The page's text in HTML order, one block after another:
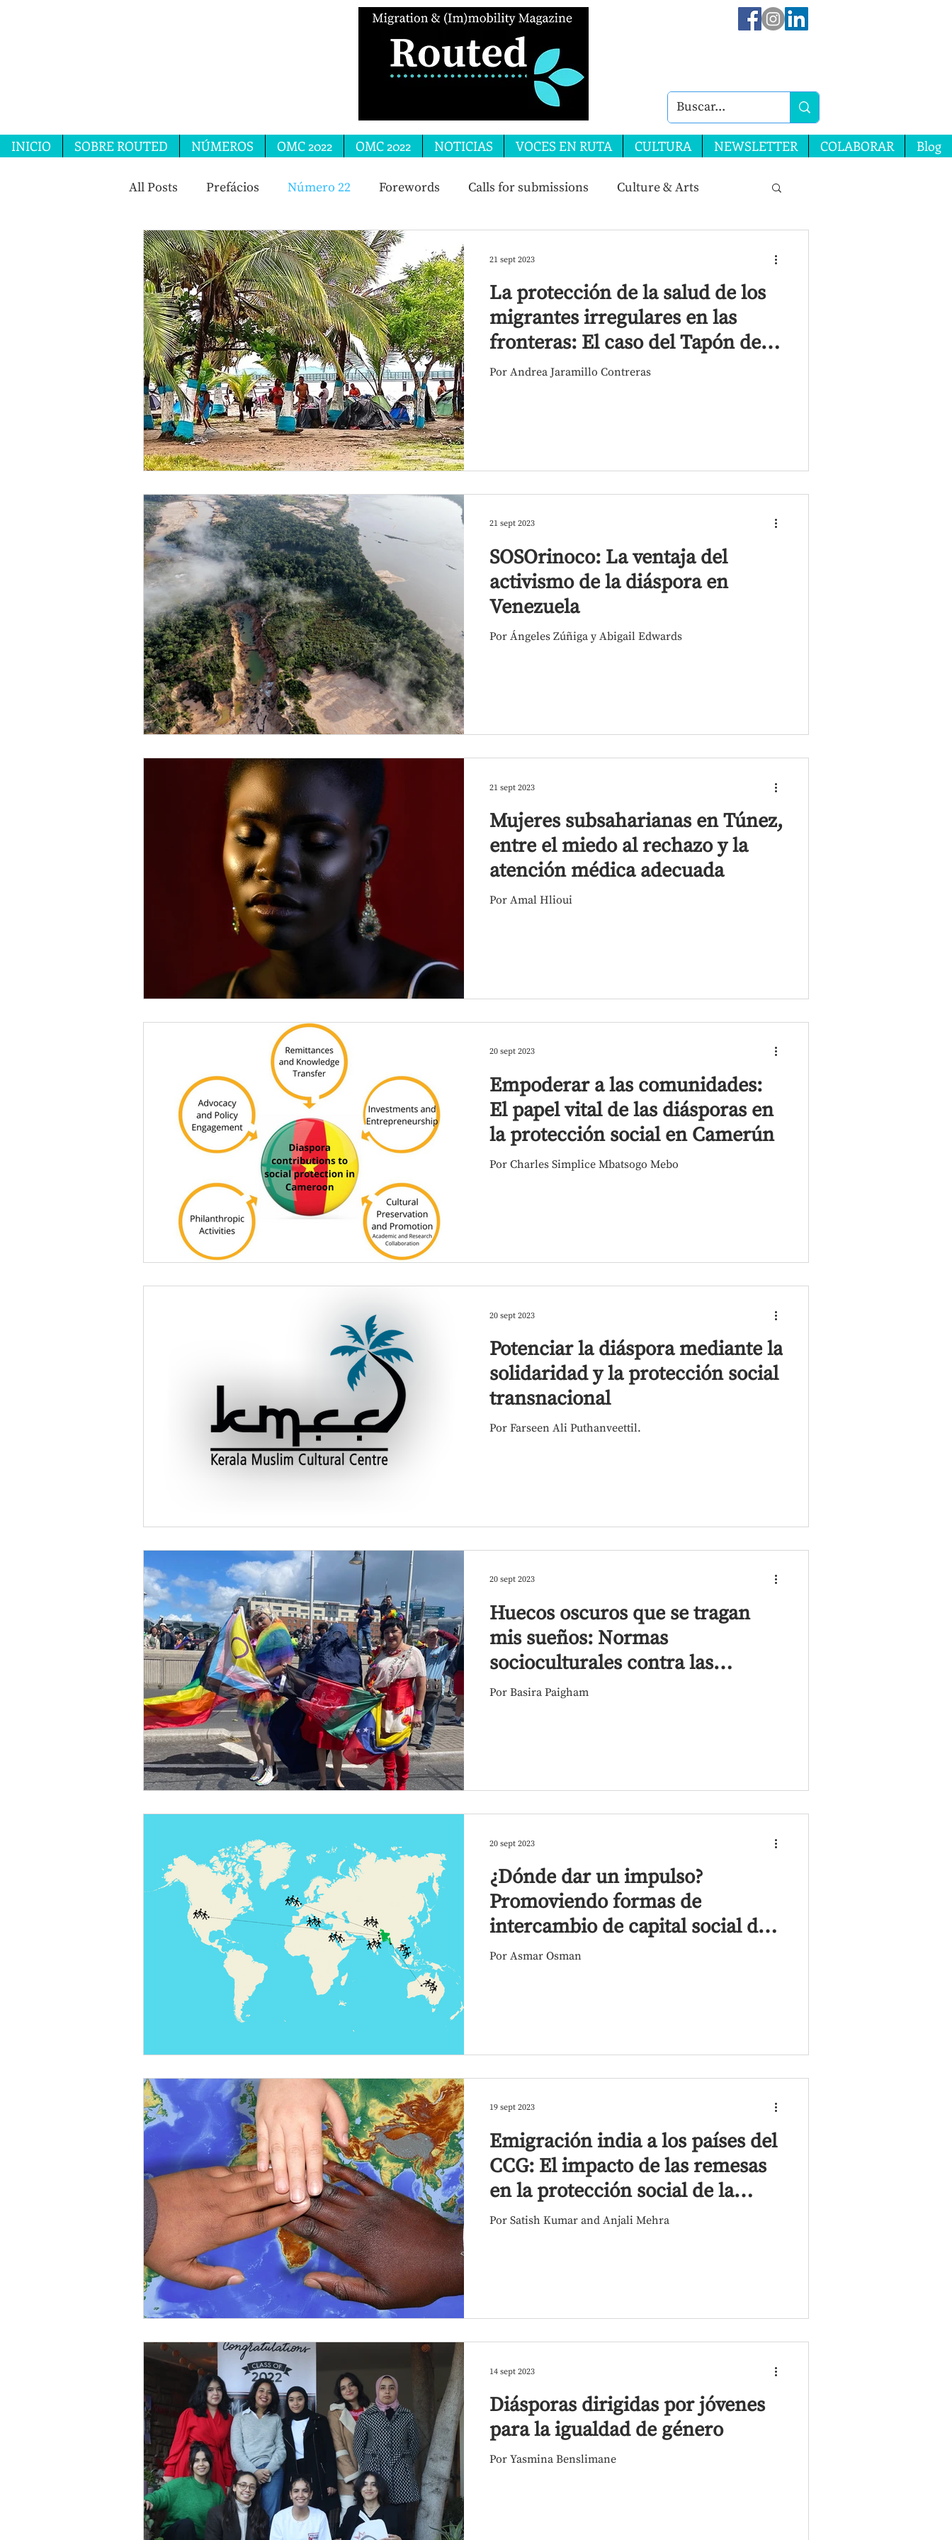
INICIO SOBRE ROUTED NÚMEROS OMC 2022 OMC 2022 NOTICIAS VOCES EN RUTA CULTURA NEWSLETTER COLABORAR Blog
All Posts Prefácios Número 22 Forewords Calls for submissions Culture & Arts
La protección de la salud de los
migrantes irregulares en las
fronteras: El caso del Tapón del
Darié
Por Andrea Jaramillo Contreras
21 sept 2023
SOSOrinoco: La ventaja del
activismo de la diáspora en
Venezuela
Por Ángeles Zúñiga y Abigail Edwards
21 sept 2023
Mujeres subsaharianas en Túnez,
entre el miedo al rechazo y la
atención médica adecuada
Por Amal Hlioui
21 sept 2023
Empoderar a las comunidades:
El papel vital de las diásporas en
la protección social en Camerún
Por Charles Simplice Mbatsogo Mebo
20 sept 2023
Potenciar la diáspora mediante la
solidaridad y la protección social
transnacional
Por Farseen Ali Puthanveettil.
20 sept 2023
Huecos oscuros que se tragan
mis sueños: Normas
socioculturales contra las
mujeres LBQ en Afganistán
Por Basira Paigham
20 sept 2023
¿Dónde dar un impulso?
Promoviendo formas de
intercambio de capital social de
la diáspora bangladesí
Por Asmar Osman
20 sept 2023
Emigración india a los países del
CCG: El impacto de las remesas
en la protección social de la
famil
Por Satish Kumar and Anjali Mehra
19 sept 2023
Diásporas dirigidas por jóvenes
para la igualdad de género
Por Yasmina Benslimane
14 sept 2023